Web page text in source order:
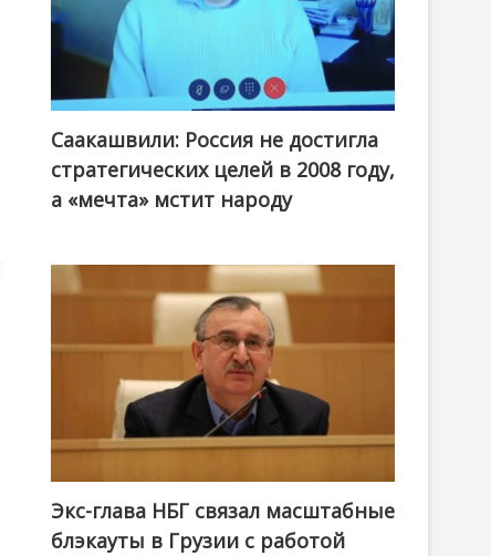
Саакашвили: Россия не достигла
стратегических целей в 2008 году,
а «мечта» мстит народу
Экс-глава НБГ связал масштабные
блэкауты в Грузии с работой